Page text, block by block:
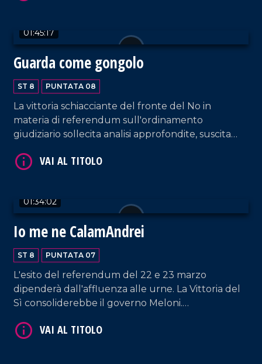
01:45:17
Guarda come gongolo
ST 8 PUNTATA 08
La vittoria schiacciante del fronte del No in
materia di referendum sull'ordinamento
giudiziario sollecita analisi approfondite, suscita
maggioranza e opposizione. Chi pagherà lo scotto
01:34:02
Io me ne CalamAndrei
ST 8 PUNTATA 07
L'esito del referendum del 22 e 23 marzo
dipenderà dall'affluenza alle urne. La Vittoria del
Sì consoliderebbe il governo Meloni.
potrebbe ingenerare, a sinistra, una sorta di resa
VAI AL TITOLO
VAI AL TITOLO
VAI AL TITOLO